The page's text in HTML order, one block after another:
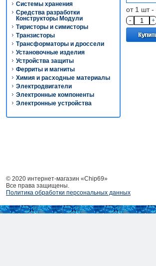
Системы хранения
Средства разработки
Конструкторы Модули
Тиристоры и симисторы
Транзисторы
Трансформаторы и дроссели
Установочные изделия
Устройства защиты
Ферриты и магниты
Химия и расходные материалы
Электродвигатели
Электронные компоненты
Электронные устройства
от 1 шт -
- +
© 2020 интернет-магазин «Chip69»
Все права защищены.
Политика обработки персональных данных